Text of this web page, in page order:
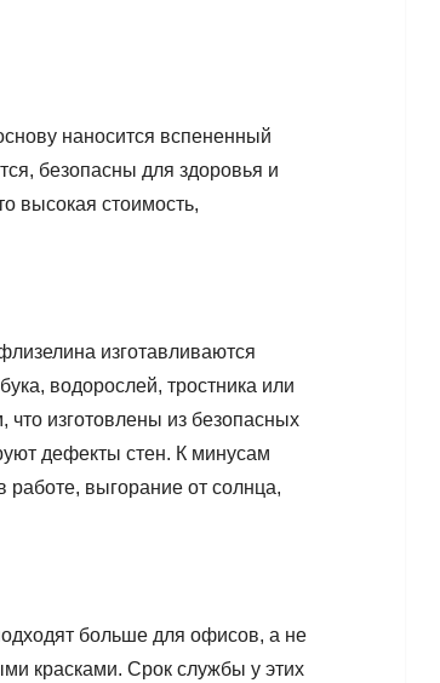
наносится вспененный
безопасны для здоровья и
высокая стоимость,
изготавливаются
водорослей, тростника или
что изготовлены из безопасных
дефекты стен. К минусам
работе, выгорание от солнца,
больше для офисов, а не
красками. Срок службы у этих